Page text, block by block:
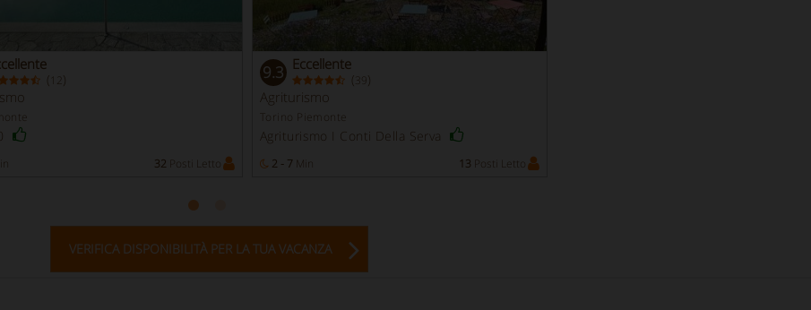
( 12 )
32 Posti Letto
9.3 Eccellente
( 39)
Agriturismo
Torino Piemonte
Agriturismo I Conti Della Serva
2 - 7 Min 13 Posti Letto
VERIFICA DISPONIBILITÀ PER LA TUA VACANZA